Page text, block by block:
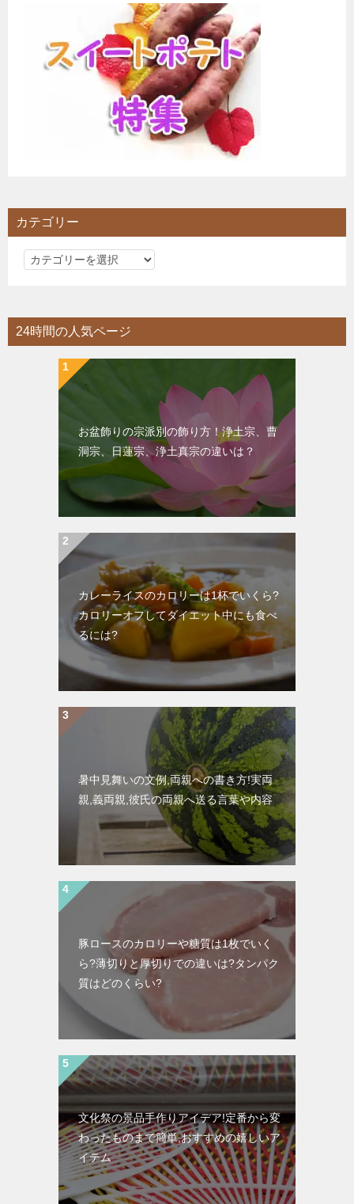
カテゴリー
カ
リ
ー
24時間の人気ページ
お盆飾りの宗派別の飾り方！浄土宗、曹
洞宗、日蓮宗、浄土真宗の違いは？
カレーライスのカロリーは1杯でいくら?
カロリーオフしてダイエット中にも食べ
るには?
暑中見舞いの文例,両親への書き方!実両
親,義両親,彼氏の両親へ送る言葉や内容
豚ロースのカロリーや糖質は1枚でいく
ら?薄切りと厚切りでの違いは?タンパク
質はどのくらい?
文化祭の景品手作りアイデア!定番から変
わったものまで簡単,おすすめの嬉しいア
イテム